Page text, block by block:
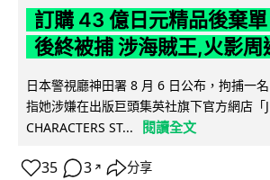
訂購 43 億日元精品後棄
後終被捕 涉海賊王,火影周
日本警視廳神田署 8 月 6 日公布，拘捕一
指她涉嫌在出版巨頭集英社旗下官方網店「
CHARACTERS ST...
閱讀全文
35 3 ↗ 分享